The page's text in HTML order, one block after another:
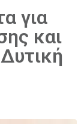
για
και